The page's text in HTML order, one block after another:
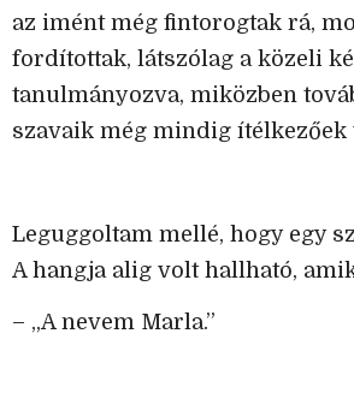
az imént még fintorogtak rá,
fordítottak, látszólag a közeli
tanulmányozva, miközben
szavaik még mindig ítélkezőek
Leguggoltam mellé, hogy egy
A hangja alig volt hallható,
– „A nevem Marla.”